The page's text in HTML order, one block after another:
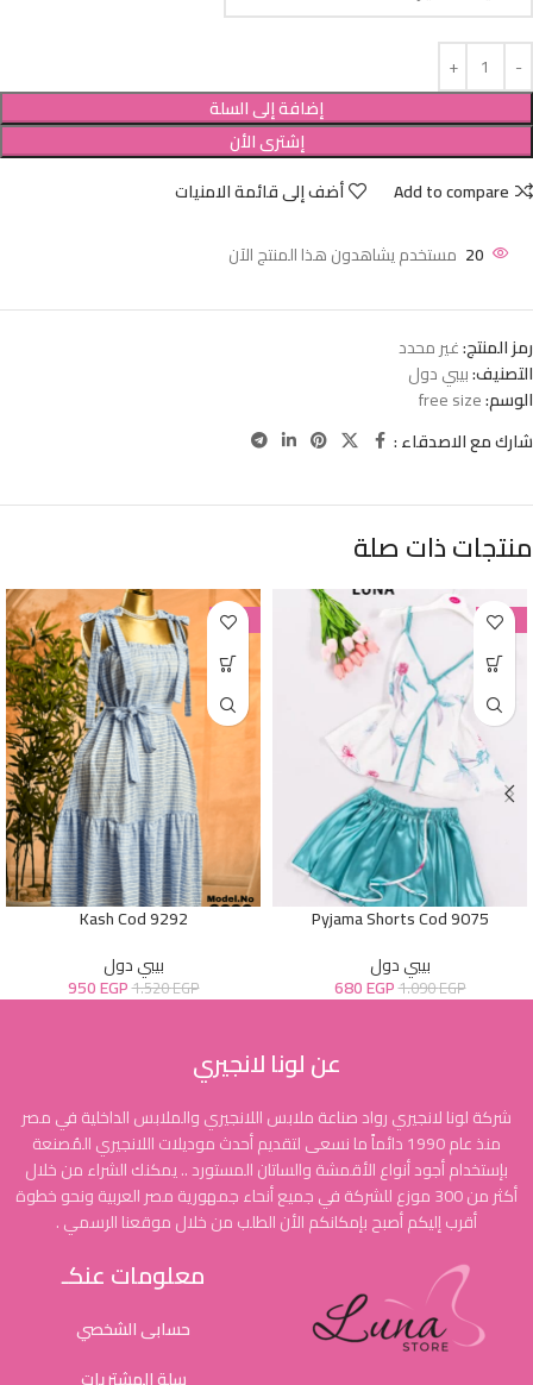
إضافة إلى السلة
إشترى الأن
Add to compare
أضف إلى قائمة الامنيات
20 مستخدم يشاهدون هذا المنتج الآن
رمز المنتج:غير محدد
التصنيف:بيبي دول
الوسم:free size
شارك مع الاصدقاء :
منتجات ذات صلة
-38%
Pyjama Shorts Cod 9075
بيبي دول
1.090EGP
680EGP
-38%
Kash Cod 9292
بيبي دول
1.520EGP
950EGP
عن لونا لانجيري
شركة لونا لانجيري رواد صناعة ملابس اللانجيري والملابس الداخلية في مصر
منذ عام 1990 دائماً ما نسعى لتقديم أحدث موديلات اللانجيري المُصنعة
بإستخدام أجود أنواع الأقمشة والساتان المستورد .. يمكنك الشراء من خلال
أكثر من 300 موزع للشركة في جميع أنحاء جمهورية مصر العربية ونحو خطوة
أقرب إليكم أصبح بإمكانكم الأن الطلب من خلال موقعنا الرسمي .
معلومات عنكـ
حسابى الشخصي
سلة المشتريات